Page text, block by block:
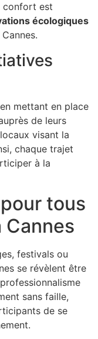
confort est
écologiques
mettant en place
de leurs
visant la
chaque trajet
à la
tous
Cannes
festivals ou
se révèlent être
sans faille,
de se